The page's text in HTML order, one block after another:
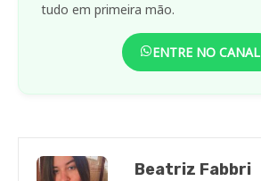
tudo em primeira mão.
ENTRE NO CANAL
Beatriz Fabbri